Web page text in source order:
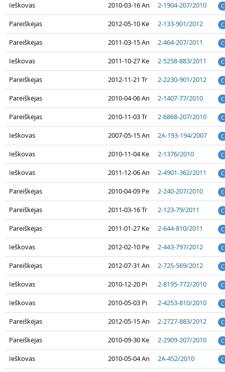
Ieškovas 2010-03-16 An 2-1904-207/2010 C
Pareiškėjas 2012-05-10 Ke 2-133-901/2012 C
Pareiškėjas 2011-03-15 An 2-464-207/2011 C
Ieškovas 2011-10-27 Ke 2-5258-883/2011 C
Pareiškėjas 2012-11-21 Tr 2-2230-901/2012 C
Pareiškėjas 2010-04-06 An 2-1407-77/2010 C
Pareiškėjas 2010-11-03 Tr 2-6868-207/2010 C
Ieškovas 2007-05-15 An 2A-193-194/2007 C
Ieškovas 2010-11-04 Ke 2-1376/2010 C
Ieškovas 2011-12-06 An 2-4901-362/2011 C
Pareiškėjas 2010-04-09 Pe 2-240-207/2010 C
Pareiškėjas 2011-03-16 Tr 2-123-79/2011 C
Pareiškėjas 2011-01-27 Ke 2-644-810/2011 C
Ieškovas 2012-02-10 Pe 2-443-797/2012 C
Pareiškėjas 2012-07-31 An 2-725-569/2012 C
Ieškovas 2010-12-20 Pi 2-8195-772/2010 C
Ieškovas 2010-05-03 Pi 2-4253-810/2010 C
Pareiškėjas 2012-05-15 An 2-2727-883/2012 C
Pareiškėjas 2010-09-30 Ke 2-2909-207/2010 C
Ieškovas 2010-05-04 An 2A-452/2010 C